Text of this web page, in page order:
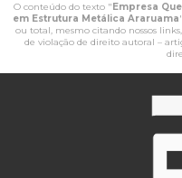
O conteúdo do texto " Empresa
em Estrutura Metálica Araruama
ou total, mesmo citando nossos
de violação de direito autoral –